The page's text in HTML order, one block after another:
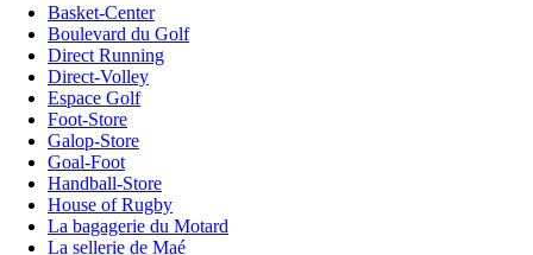
Basket-Center
Boulevard du Golf
Direct Running
Direct-Volley
Espace Golf
Foot-Store
Galop-Store
Goal-Foot
Handball-Store
House of Rugby
La bagagerie du Motard
La sellerie de Maé